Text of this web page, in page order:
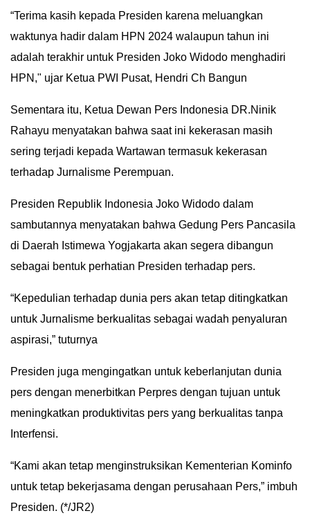
ADVERTORIAL
BERITA
“Terima kasih kepada Presiden karena meluangkan
waktunya hadir dalam HPN 2024 walaupun tahun ini
adalah terakhir untuk Presiden Joko Widodo menghadiri
HPN," ujar Ketua PWI Pusat, Hendri Ch Bangun
Sementara itu, Ketua Dewan Pers Indonesia DR.Ninik
Rahayu menyatakan bahwa saat ini kekerasan masih
sering terjadi kepada Wartawan termasuk kekerasan
terhadap Jurnalisme Perempuan.
Presiden Republik Indonesia Joko Widodo dalam
sambutannya menyatakan bahwa Gedung Pers Pancasila
di Daerah Istimewa Yogjakarta akan segera dibangun
sebagai bentuk perhatian Presiden terhadap pers.
“Kepedulian terhadap dunia pers akan tetap ditingkatkan
untuk Jurnalisme berkualitas sebagai wadah penyaluran
aspirasi,” tuturnya
Presiden juga mengingatkan untuk keberlanjutan dunia
pers dengan menerbitkan Perpres dengan tujuan untuk
meningkatkan produktivitas pers yang berkualitas tanpa
Interfensi.
“Kami akan tetap menginstruksikan Kementerian Kominfo
untuk tetap bekerjasama dengan perusahaan Pers,” imbuh
Presiden. (*/JR2)